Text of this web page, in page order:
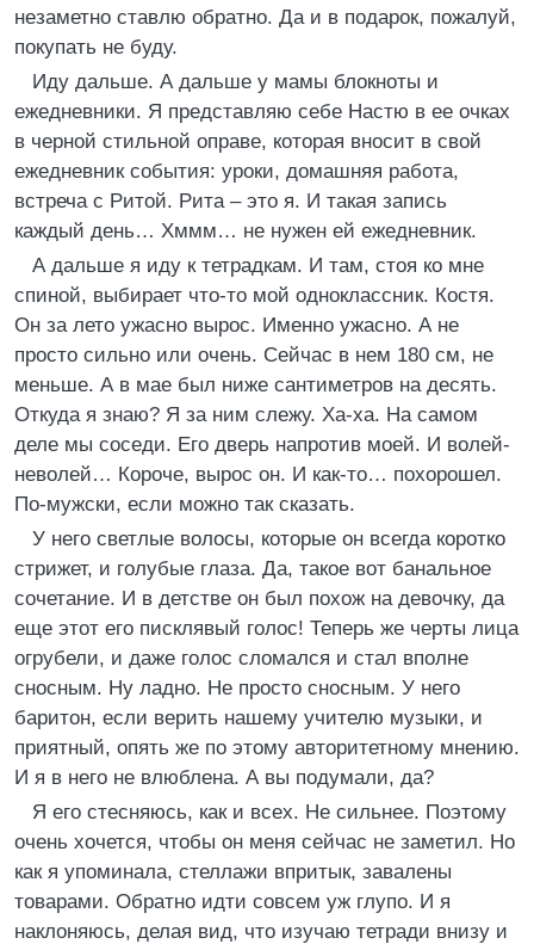
незаметно ставлю обратно. Да и в подарок, пожалуй,
покупать не буду.
Иду дальше. А дальше у мамы блокноты и
ежедневники. Я представляю себе Настю в ее очках
в черной стильной оправе, которая вносит в свой
ежедневник события: уроки, домашняя работа,
встреча с Ритой. Рита – это я. И такая запись
каждый день… Хммм… не нужен ей ежедневник.
А дальше я иду к тетрадкам. И там, стоя ко мне
спиной, выбирает что-то мой одноклассник. Костя.
Он за лето ужасно вырос. Именно ужасно. А не
просто сильно или очень. Сейчас в нем 180 см, не
меньше. А в мае был ниже сантиметров на десять.
Откуда я знаю? Я за ним слежу. Ха-ха. На самом
деле мы соседи. Его дверь напротив моей. И волей-
неволей… Короче, вырос он. И как-то… похорошел.
По-мужски, если можно так сказать.
У него светлые волосы, которые он всегда коротко
стрижет, и голубые глаза. Да, такое вот банальное
сочетание. И в детстве он был похож на девочку, да
еще этот его писклявый голос! Теперь же черты лица
огрубели, и даже голос сломался и стал вполне
сносным. Ну ладно. Не просто сносным. У него
баритон, если верить нашему учителю музыки, и
приятный, опять же по этому авторитетному мнению.
И я в него не влюблена. А вы подумали, да?
Я его стесняюсь, как и всех. Не сильнее. Поэтому
очень хочется, чтобы он меня сейчас не заметил. Но
как я упоминала, стеллажи впритык, завалены
товарами. Обратно идти совсем уж глупо. И я
наклоняюсь, делая вид, что изучаю тетради внизу и